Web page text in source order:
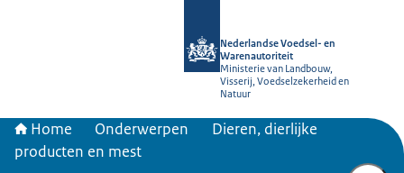
Nederlandse Voedsel- en
Warenautoriteit
Ministerie van Landbouw,
Visserij, Voedselzekerheid en
Natuur
Home Onderwerpen
Dieren, dierlijke
producten en mest